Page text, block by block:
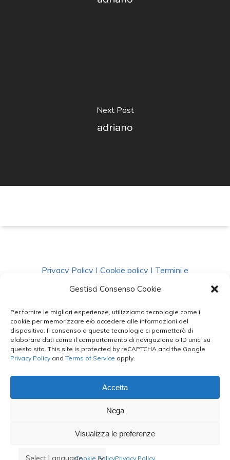
Gestisci Consenso Cookie
Per fornire le migliori esperienze, utilizziamo tecnologie come i
cookie per memorizzare e/o accedere alle informazioni del
dispositivo. Il consenso a queste tecnologie ci permetterà di
elaborare dati come il comportamento di navigazione o ID unici su
questo sito. This site is protected by reCAPTCHA and the Google
Privacy Policy and Terms of Service apply.
Accetta
Nega
Visualizza le preferenze
Cookie PolicyPrivacy Policy
Next Post
adriano
Privacy Policy | Cookie policy | Termini e
Condizioni|Richiedi Dati
facebook instagram whatsappphone
email
Le Bontà del Capo ©